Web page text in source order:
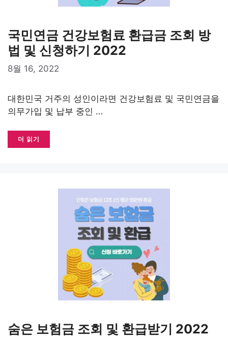
국민연금 건강보험료 환급금 조회 방
법 및 신청하기 2022
8월 16, 2022
대한민국 거주의 성인이라면 건강보험료 및 국민연금을
의무가입 및 납부 중인 …
더 읽기
숨은 보험금 조회 및 환급받기 2022